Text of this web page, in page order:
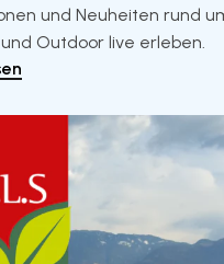
und Neuheiten rund
Outdoor live erleben.